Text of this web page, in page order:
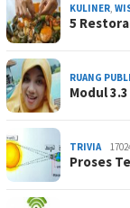
KULINER
5
RUANG
Modul
TRIVIA
Proses